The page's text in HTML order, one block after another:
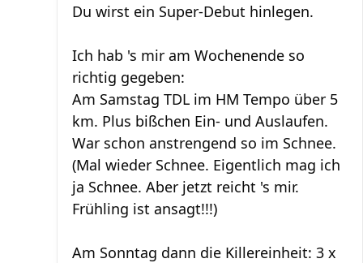
Du wirst ein Super-Debut hinlegen.
Ich hab 's mir am Wochenende so
richtig gegeben:
Am Samstag TDL im HM Tempo über 5
km. Plus bißchen Ein- und Auslaufen.
War schon anstrengend so im Schnee.
(Mal wieder Schnee. Eigentlich mag ich
ja Schnee. Aber jetzt reicht 's mir.
Frühling ist ansagt!!!)
Am Sonntag dann die Killereinheit: 3 x